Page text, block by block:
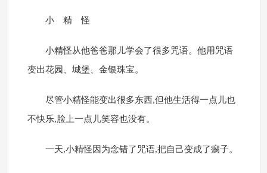
小 精 怪
小精怪从他爸爸那儿学会了很多咒语。他用咒语
变出花园、城堡、金银珠宝。
尽管小精怪能变出很多东西,但他生活得一点儿也
不快乐,脸上一点儿笑容也没有。
一天,小精怪因为念错了咒语,把自己变成了瘸子。